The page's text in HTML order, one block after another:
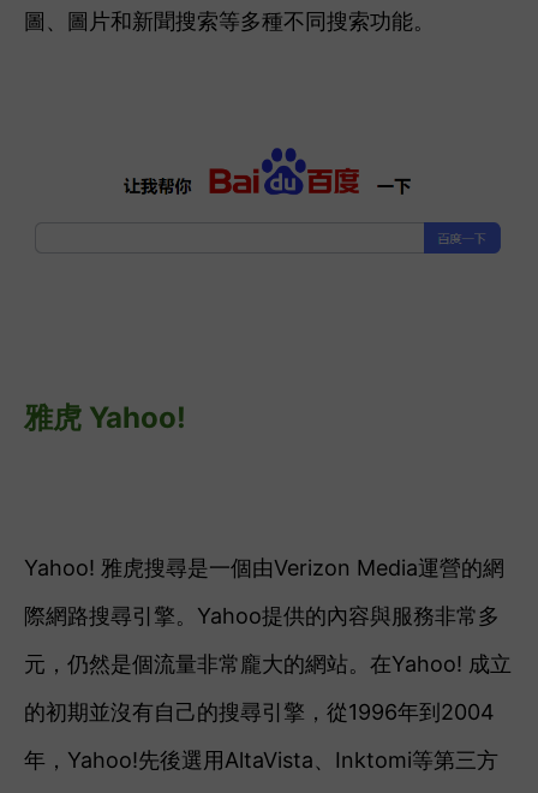
圖、圖片和新聞搜索等多種不同搜索功能。
雅虎 Yahoo!
Yahoo! 雅虎搜尋是一個由Verizon Media運營的網
際網路搜尋引擎。Yahoo提供的內容與服務非常多
元，仍然是個流量非常龐大的網站。在Yahoo! 成立
的初期並沒有自己的搜尋引擎，從1996年到2004
年，Yahoo!先後選用AltaVista、Inktomi等第三方